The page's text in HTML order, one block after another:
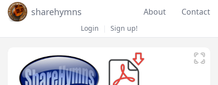
sharehymns About Contact
Login Sign up!